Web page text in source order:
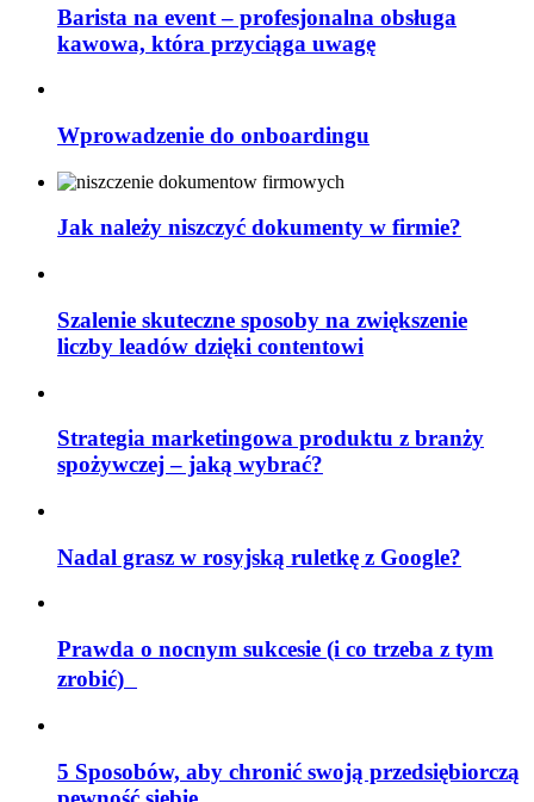
Barista na event – profesjonalna obsługa
kawowa, która przyciąga uwagę
Wprowadzenie do onboardingu
Jak należy niszczyć dokumenty w firmie?
Szalenie skuteczne sposoby na zwiększenie
liczby leadów dzięki contentowi
Strategia marketingowa produktu z branży
spożywczej – jaką wybrać?
Nadal grasz w rosyjską ruletkę z Google?
Prawda o nocnym sukcesie (i co trzeba z tym
zrobić)
5 Sposobów, aby chronić swoją przedsiębiorczą